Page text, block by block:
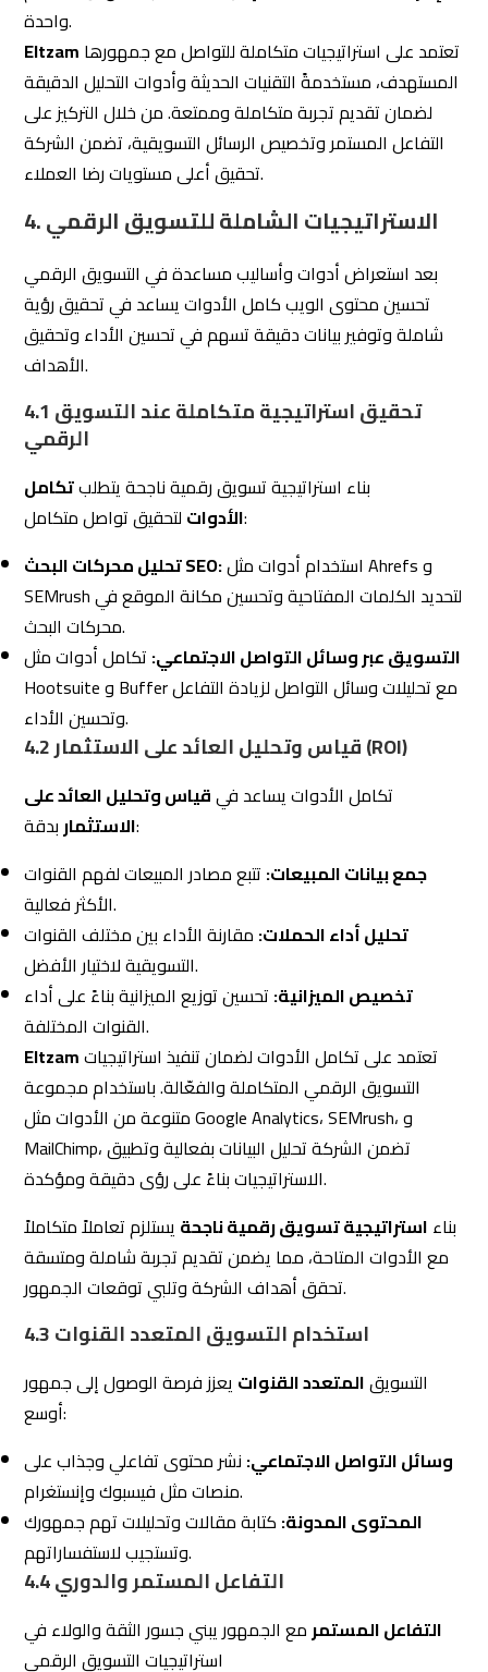
بناء استراتيجية تسويق رقمية ناجحة يتطلبتكامل
الأدواتلتحقيق تواصل متكامل:
تحليل محركات البحث SEO:استخدام أدوات مثل Ahrefs و
SEMrush لتحديد الكلمات المفتاحية وتحسين مكانة الموقع في
محركات البحث.
التسويق عبر وسائل التواصل الاجتماعي:تكامل أدوات مثل
Hootsuite و Buffer مع تحليلات وسائل التواصل لزيادة التفاعل
وتحسين الأداء.
4.2 قياس وتحليل العائد على الاستثمار (ROI)
تكامل الأدوات يساعد في قياس وتحليل العائد على
تتبع مصادر المبيعات لفهم القنوات
تحليل أداء الحملات:مقارنة الأداء بين مختلف القنوات
التسويقية لاختيار الأفضل.
تخصيص الميزانية:تحسين توزيع الميزانية بناءً على أداء
القنوات المختلفة.
Eltzamتعتمد على تكامل الأدوات لضمان تنفيذ استراتيجيات
التسويق الرقمي المتكاملة والفعّالة. باستخدام مجموعة
متنوعة من الأدوات مثل Google Analytics، SEMrush، و
MailChimp، تضمن الشركة تحليل البيانات بفعالية وتطبيق
الاستراتيجيات بناءً على رؤى دقيقة ومؤكدة.
استراتيجية تسويق رقمية ناجحةيستلزم تعاملاً متكاملاً
مع الأدوات المتاحة، مما يضمن تقديم تجربة شاملة ومتسقة
4.3 استخدام التسويق المتعدد القنوات
التسويقالمتعدد القنواتيعزز فرصة الوصول إلى جمهور
أوسع:
نشر محتوى تفاعلي وجذاب على
منصات مثل فيسبوك وإنستغرام.
المحتوى المدونة:كتابة مقالات وتحليلات تهم جمهورك
وتستجيب لاستفساراتهم.
4.4 التفاعل المستمر والدوري
التفاعل المستمرمع الجمهور يبني جسور الثقة والولاء في
استراتيجيات التسويق الرقمي
المسابقات:تنظيم مسابقات وجوائز دورية لتحفيز المشاركة
والتفاعل.
الردود الفورية: الرد السريع على استفسارات وتعليقات
البث المباشر:تنظيم جلسات بث مباشر للتواصل مع الجمهور
4.5 تخصيص الرسائل التسويقية
يساعد في جعل الرسائل أكثر توافقاً مع احتياجات
الجمهور:
تقسيم الجمهور إلى مجموعات بناءً على
المحتوى المخصص:إرسال محتوى يتوافق مع تفضيلات كل